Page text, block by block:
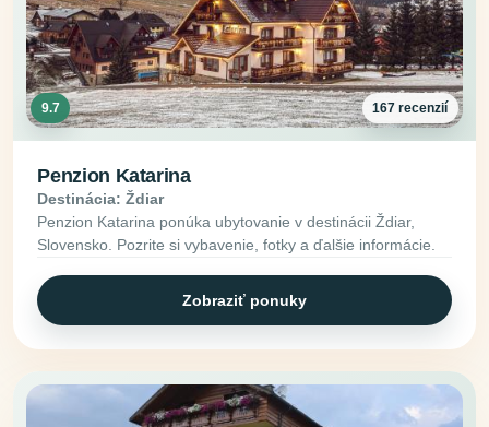
9.7 167 recenzií
Penzion Katarina
Destinácia: Ždiar
Penzion Katarina ponúka ubytovanie v destinácii Ždiar,
Slovensko. Pozrite si vybavenie, fotky a ďalšie informácie.
Zobraziť ponuky